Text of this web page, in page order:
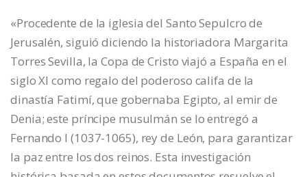
«Procedente de la iglesia del Santo Sepulcro de
Jerusalén, siguió diciendo la historiadora Margarita
Torres Sevilla, la Copa de Cristo viajó a España en el
siglo XI como regalo del poderoso califa de la
dinastía Fatimí, que gobernaba Egipto, al emir de
Denia; este príncipe musulmán se lo entregó a
Fernando I (1037-1065), rey de León, para garantizar
la paz entre los dos reinos. Esta investigación